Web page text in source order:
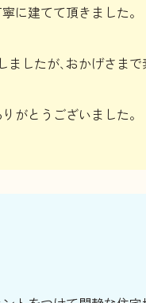
に建てて頂きました。
したが､おかげさまで
がとうございました。